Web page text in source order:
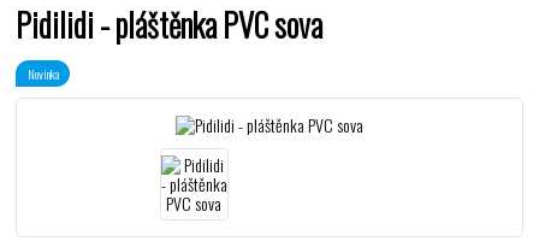
Pidilidi - pláštěnka PVC sova
Novinka